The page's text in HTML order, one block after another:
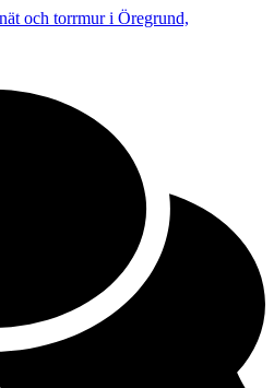
och torrmur i Öregrund,